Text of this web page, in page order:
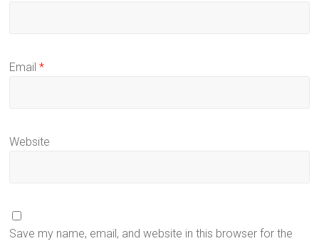
Email*
Website
Save my name, email, and website in this browser for the